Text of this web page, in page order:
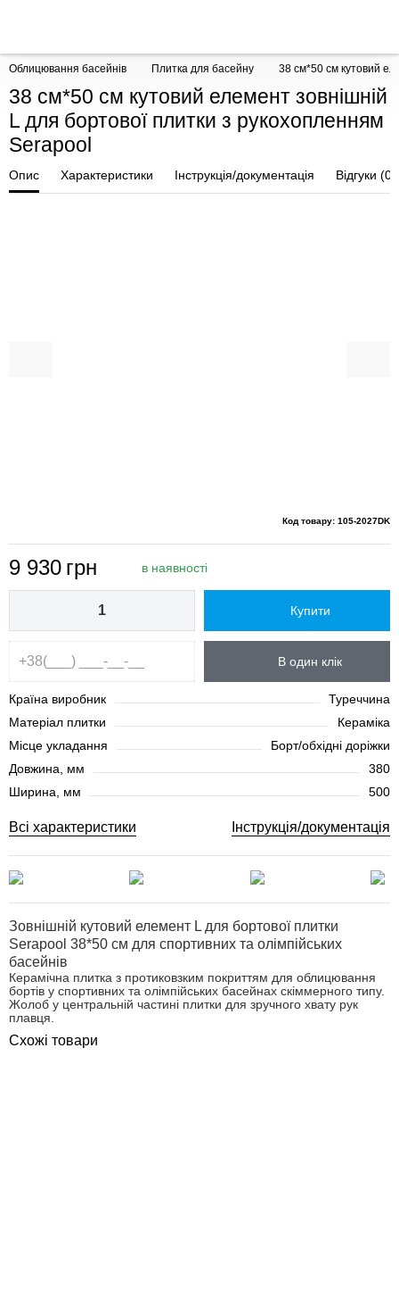
Облицювання басейнів Плитка для басейну 38 см*50 см кутовий
38 см*50 см кутовий елемент зовнішній
L для бортової плитки з рукохопленням
Serapool
Опис Характеристики Інструкція/документація Відгуки (0)
Код товару: 105-2027DK
9 930 грн в наявності
Купити
В один клік
Країна виробник
Туреччина
Матеріал плитки
Кераміка
Місце укладання
Борт/обхідні доріжки
Довжина, мм
380
Ширина, мм
500
Всі характеристики Інструкція/документація
Зовнішній кутовий елемент L для бортової плитки
Serapool 38*50 см для спортивних та олімпійських
басейнів
Керамічна плитка з протиковзким покриттям для облицювання
бортів у спортивних та олімпійських басейнах скіммерного типу.
Жолоб у центральній частині плитки для зручного хвату рук
плавця.
Схожі товари